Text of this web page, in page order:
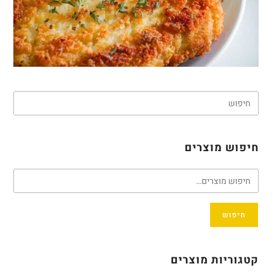
חיפוש מוצרים
חיפוש
קטגוריות מוצרים